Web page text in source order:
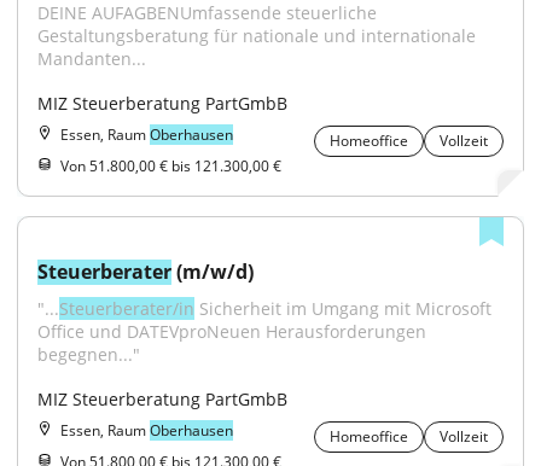
DEINE AUFAGBENUmfassende steuerliche
Gestaltungsberatung für nationale und internationale
Mandanten...
MIZ Steuerberatung PartGmbB
Essen, RaumOberhausen Homeoffice
Vollzeit
Von 51.800,00 € bis 121.300,00 €
Steuerberater (m/w/d)
"...Steuerberater/in Sicherheit im Umgang mit Microsoft
Office und DATEVproNeuen Herausforderungen
begegnen..."
MIZ Steuerberatung PartGmbB
Essen, RaumOberhausen Homeoffice
Vollzeit
Von 51.800,00 € bis 121.300,00 €